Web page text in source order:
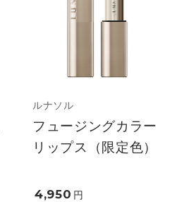
ルナソル
フュージングカラー
リップス（限定色）
4,950 円